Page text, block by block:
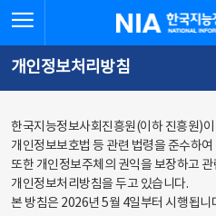
바로가기
바로가기
한국지능정보사회
개인정보처리방침
한국지능정보사회진흥원(이하 진흥원)
개인정보보호법 등 관련 법령을 준수하
또한 개인정보주체의 권익을 보장하고
개인정보처리방침을 두고 있습니다.
본 방침은 2026년 5월 4일부터 시행됩니